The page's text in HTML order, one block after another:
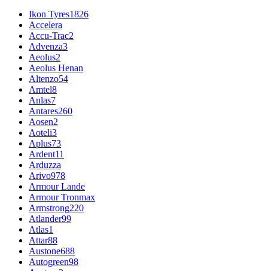
Ikon Tyres1826
Accelera
Accu-Trac2
Advenza3
Aeolus2
Aeolus Henan
Altenzo54
Amtel8
Anlas7
Antares260
Aosen2
Aoteli3
Aplus73
Ardent11
Arduzza
Arivo978
Armour Lande
Armour Tronmax
Armstrong220
Atlander99
Atlas1
Attar88
Austone688
Autogreen98